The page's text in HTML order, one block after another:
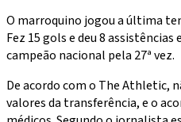
O marroquino jogou a última
Fez 15 gols e deu 8 assistências
campeão nacional pela 27ª vez.
De acordo com o The Athletic,
valores da transferência, e o